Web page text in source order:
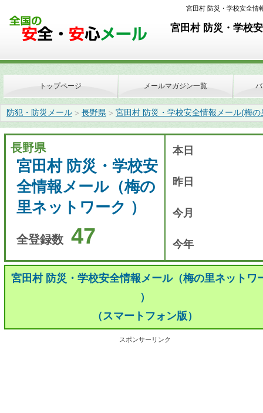
宮田村 防災・学校安全情
宮田村 防災・学校
防犯・防災メール > 長野県 > 宮田村 防災・学校安全情報メール(梅
長野県
宮田村 防災・学校安
全情報メール（梅の
里ネットワーク ）
全登録数 47
本日
昨日
今月
今年
宮田村 防災・学校安全情報メール（梅の里ネットワ
）
（スマートフォン版）
スポンサーリンク
トップページ メールマガジン一覧